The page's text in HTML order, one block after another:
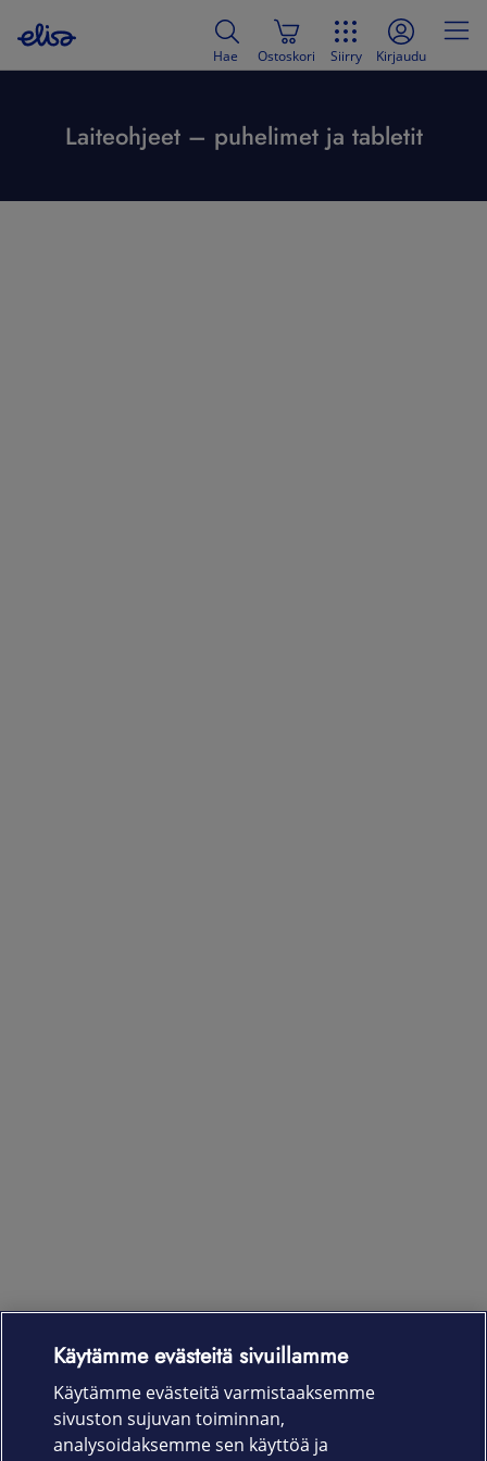
Hae Ostoskori Siirry Kirjaudu
Laiteohjeet – puhelimet ja tabletit
Laitteet & liittymät
Palvelut
Käytämme evästeitä sivuillamme
Käytämme evästeitä varmistaaksemme
sivuston sujuvan toiminnan,
analysoidaksemme sen käyttöä ja